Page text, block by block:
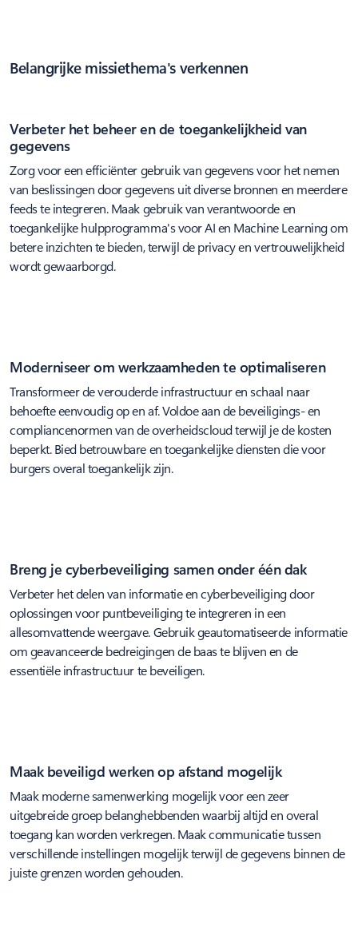
Belangrijke missiethema's verkennen
Verbeter het beheer en de toegankelijkheid van
gegevens
Zorg voor een efficiënter gebruik van gegevens voor het nemen
van beslissingen door gegevens uit diverse bronnen en meerdere
feeds te integreren. Maak gebruik van verantwoorde en
toegankelijke hulpprogramma's voor AI en Machine Learning om
betere inzichten te bieden, terwijl de privacy en vertrouwelijkheid
wordt gewaarborgd.
Moderniseer om werkzaamheden te optimaliseren
Transformeer de verouderde infrastructuur en schaal naar
behoefte eenvoudig op en af. Voldoe aan de beveiligings- en
compliancenormen van de overheidscloud terwijl je de kosten
beperkt. Bied betrouwbare en toegankelijke diensten die voor
burgers overal toegankelijk zijn.
Breng je cyberbeveiliging samen onder één dak
Verbeter het delen van informatie en cyberbeveiliging door
oplossingen voor puntbeveiliging te integreren in een
allesomvattende weergave. Gebruik geautomatiseerde informatie
om geavanceerde bedreigingen de baas te blijven en de
essentiële infrastructuur te beveiligen.
Maak beveiligd werken op afstand mogelijk
Maak moderne samenwerking mogelijk voor een zeer
uitgebreide groep belanghebbenden waarbij altijd en overal
toegang kan worden verkregen. Maak communicatie tussen
verschillende instellingen mogelijk terwijl de gegevens binnen de
juiste grenzen worden gehouden.